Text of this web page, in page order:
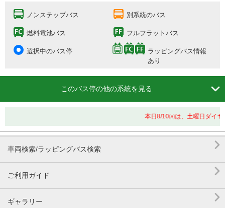
ノンステップバス 別系統のバス
燃料電池バス フルフラットバス
選択中のバス停
ラッピングバス情報
あり
このバス停の他の系統を見る 
本日8/10㈪は、土曜日ダイヤ
車両検索/ラッピングバス検索 
ご利用ガイド 
ギャラリー 